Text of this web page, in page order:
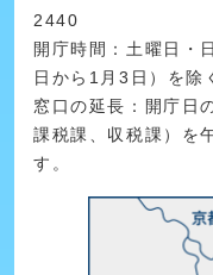
2440
開庁時間：土曜日・
日から1月3日）を
窓口の延長：開庁日
課税課、収税課）を
す。